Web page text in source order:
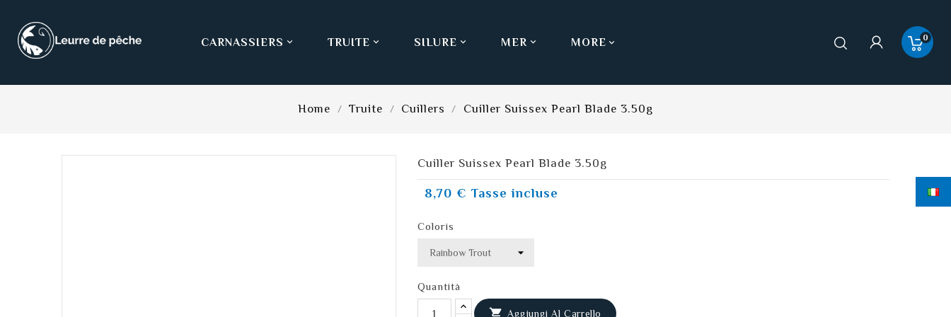

CARNASSIERS 
TRUITE 
SILURE 
MER MORE 0
Home Truite Cuillers Cuiller Suissex Pearl Blade 3.50g
Cuiller Suissex Pearl Blade 3.50g
8,70 € Tasse incluse
Coloris
Quantità
 Aggiungi Al Carrello